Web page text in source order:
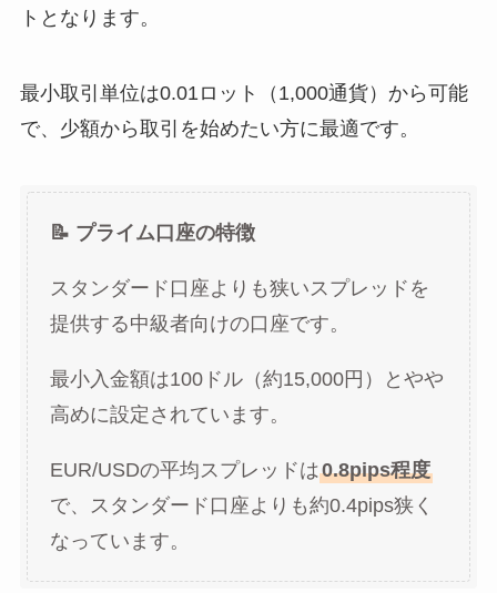
トとなります。
最小取引単位は0.01ロット（1,000通貨）から可能
で、少額から取引を始めたい方に最適です。
📝 プライム口座の特徴
スタンダード口座よりも狭いスプレッドを
提供する中級者向けの口座です。
最小入金額は100ドル（約15,000円）とやや
高めに設定されています。
EUR/USDの平均スプレッドは0.8pips程度
で、スタンダード口座よりも約0.4pips狭く
なっています。